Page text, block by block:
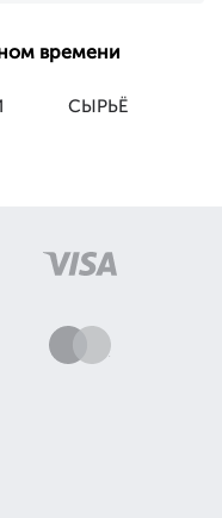
времени
СЫРЬЁ